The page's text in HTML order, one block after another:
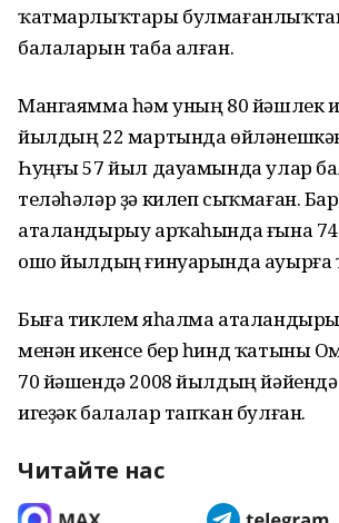
ҡатмарлыҡтары
балаларын таба алған.
Мангаямма һәм уның 80 йәшлек
йылдың 22 мартында
Һуңғы 57 йыл дауамында улар
теләһәләр ҙә килеп сыҡмаған.
аталандырыу арҡаһында ғына
ошо йылдың ғинуарында ауырға
Быға тиклем яһалма
менән икенсе бер һинд ҡатыны
70 йәшендә 2008 йылдың
игеҙәк балалар тапҡан булған.
Читайте нас